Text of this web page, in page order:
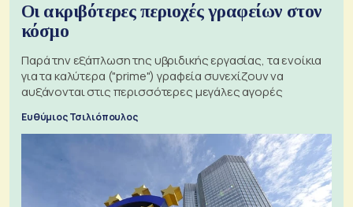
Οι ακριβότερες περιοχές γραφείων στον
κόσμο
Παρά την εξάπλωση της υβριδικής εργασίας, τα ενοίκια
για τα καλύτερα ("prime") γραφεία συνεχίζουν να
αυξάνονται στις περισσότερες μεγάλες αγορές
Ευθύμιος Τσιλιόπουλος